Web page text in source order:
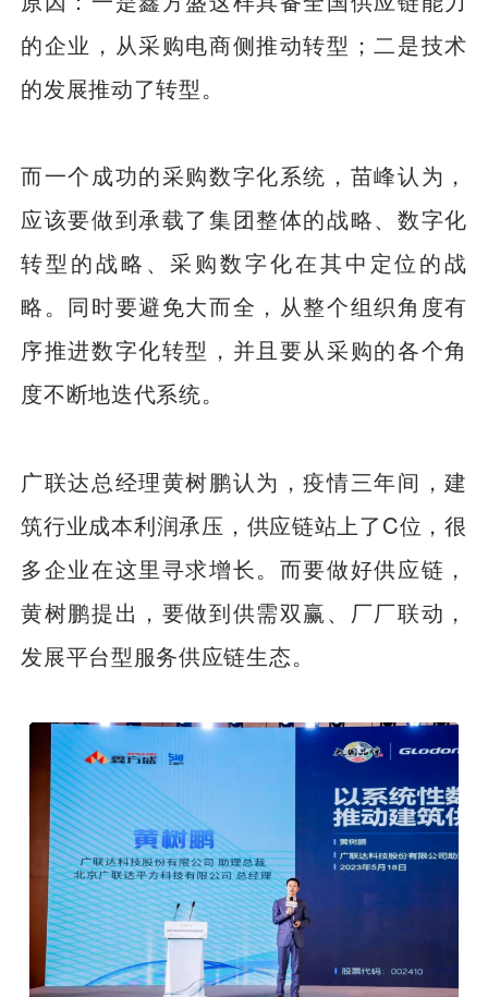
的企业，从采购电商侧推动转型；二是技术
的发展推动了转型。
而一个成功的采购数字化系统，苗峰认为，
应该要做到承载了集团整体的战略、数字化
转型的战略、采购数字化在其中定位的战
略。同时要避免大而全，从整个组织角度有
序推进数字化转型，并且要从采购的各个角
度不断地迭代系统。
广联达总经理黄树鹏认为，疫情三年间，建
筑行业成本利润承压，供应链站上了C位，很
多企业在这里寻求增长。而要做好供应链，
黄树鹏提出，要做到供需双赢、厂厂联动，
发展平台型服务供应链生态。